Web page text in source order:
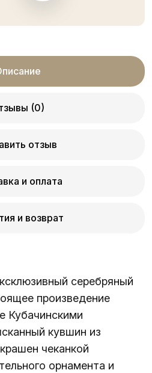
(0)
отзыв
и оплата
и возврат
серебряный
произведение
Кубачинскими
кувшин из
чеканкой
орнамента и